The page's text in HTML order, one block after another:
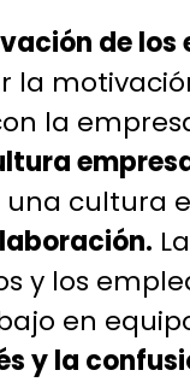
de los
la
la
cultura
y los
en
y la